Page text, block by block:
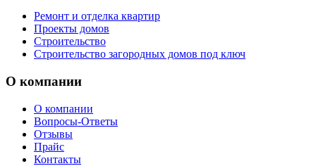
Ремонт и отделка квартир
Проекты домов
Строительство
Строительство загородных домов под ключ
О компании
О компании
Вопросы-Ответы
Отзывы
Прайс
Контакты